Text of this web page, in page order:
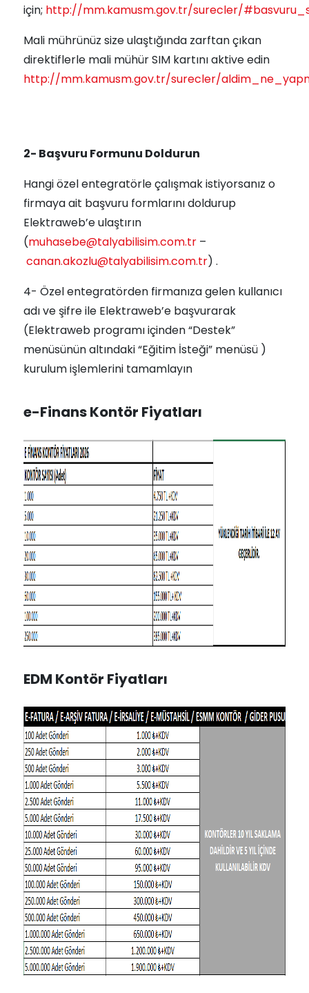
için; http://mm.kamusm.gov.tr/surecler/
Mali mührünüz size ulaştığında zarftan çıkan
direktiflerle mali mühür SIM kartını aktive edin
http://mm.kamusm.gov.tr/surecler/
2- Başvuru Formunu Doldurun
Hangi özel entegratörle çalışmak istiyorsanız o
firmaya ait başvuru formlarını doldurup
Elektraweb’e ulaştırın
(muhasebe@talyabilisim.com.tr –
canan.akozlu@talyabilisim.com.tr) .
4- Özel entegratörden firmanıza gelen kullanıcı
adı ve şifre ile Elektraweb’e başvurarak
(Elektraweb programı içinden “Destek”
menüsünün altındaki “Eğitim İsteği” menüsü )
kurulum işlemlerini tamamlayın
e-Finans Kontör Fiyatları
EDM Kontör Fiyatları